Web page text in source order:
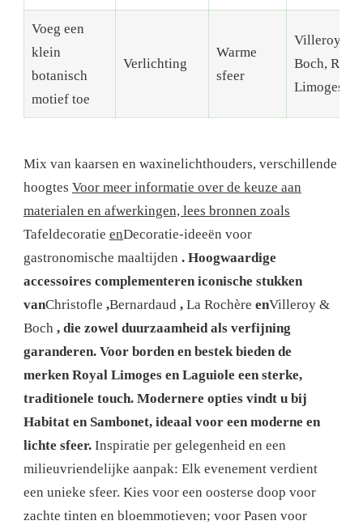
Voeg een
klein
botanisch
motief toe
Verlichting
Warme
sfeer
Villeroy &
Boch,
Limoges
Mix van kaarsen en waxinelichthouders, verschillende
hoogtes Voor meer informatie over de keuze aan
materialen en afwerkingen, lees bronnen zoals
Tafeldecoratie enDecoratie-ideeën voor
gastronomische maaltijden . Hoogwaardige
accessoires complementeren iconische stukken
vanChristofle ,Bernardaud , La Rochère enVilleroy &
Boch , die zowel duurzaamheid als verfijning
garanderen. Voor borden en bestek bieden de
merken Royal Limoges en Laguiole een sterke,
traditionele touch. Modernere opties vindt u bij
Habitat en Sambonet, ideaal voor een moderne en
lichte sfeer. Inspiratie per gelegenheid en een
milieuvriendelijke aanpak: Elk evenement verdient
een unieke sfeer. Kies voor een oosterse doop voor
zachte tinten en bloemmotieven; voor Pasen voor